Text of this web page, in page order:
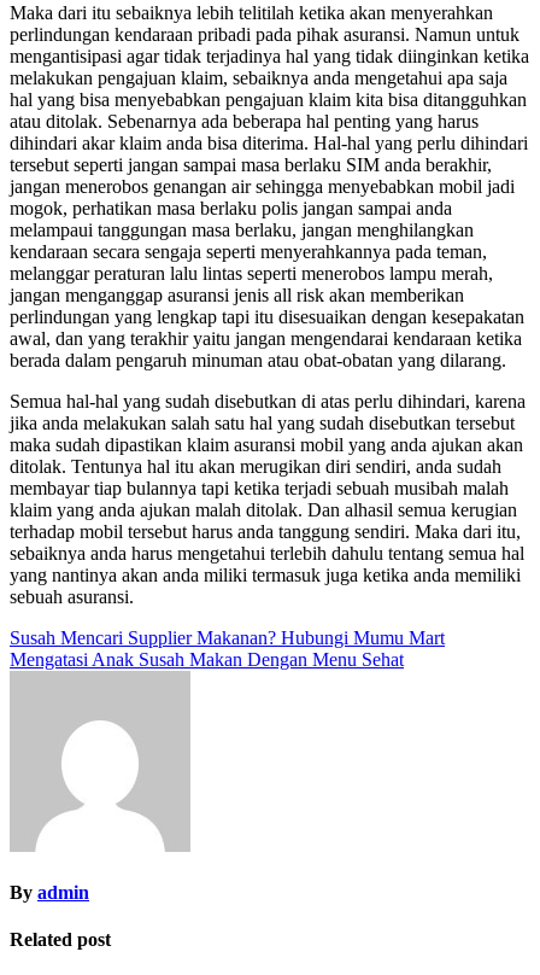
Maka dari itu sebaiknya lebih telitilah ketika akan menyerahkan
perlindungan kendaraan pribadi pada pihak asuransi. Namun untuk
mengantisipasi agar tidak terjadinya hal yang tidak diinginkan ketika
melakukan pengajuan klaim, sebaiknya anda mengetahui apa saja
hal yang bisa menyebabkan pengajuan klaim kita bisa ditangguhkan
atau ditolak. Sebenarnya ada beberapa hal penting yang harus
dihindari akar klaim anda bisa diterima. Hal-hal yang perlu dihindari
tersebut seperti jangan sampai masa berlaku SIM anda berakhir,
jangan menerobos genangan air sehingga menyebabkan mobil jadi
mogok, perhatikan masa berlaku polis jangan sampai anda
melampaui tanggungan masa berlaku, jangan menghilangkan
kendaraan secara sengaja seperti menyerahkannya pada teman,
melanggar peraturan lalu lintas seperti menerobos lampu merah,
jangan menganggap asuransi jenis all risk akan memberikan
perlindungan yang lengkap tapi itu disesuaikan dengan kesepakatan
awal, dan yang terakhir yaitu jangan mengendarai kendaraan ketika
berada dalam pengaruh minuman atau obat-obatan yang dilarang.
Semua hal-hal yang sudah disebutkan di atas perlu dihindari, karena
jika anda melakukan salah satu hal yang sudah disebutkan tersebut
maka sudah dipastikan klaim asuransi mobil yang anda ajukan akan
ditolak. Tentunya hal itu akan merugikan diri sendiri, anda sudah
membayar tiap bulannya tapi ketika terjadi sebuah musibah malah
klaim yang anda ajukan malah ditolak. Dan alhasil semua kerugian
terhadap mobil tersebut harus anda tanggung sendiri. Maka dari itu,
sebaiknya anda harus mengetahui terlebih dahulu tentang semua hal
yang nantinya akan anda miliki termasuk juga ketika anda memiliki
sebuah asuransi.
Post
navigation
Susah Mencari Supplier Makanan? Hubungi Mumu Mart
Mengatasi Anak Susah Makan Dengan Menu Sehat
By admin
Related post